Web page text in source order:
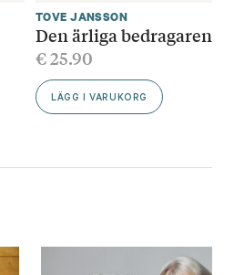
TOVE JANSSON
Den ärliga bedragaren
€25.90
LÄGG I VARUKORG